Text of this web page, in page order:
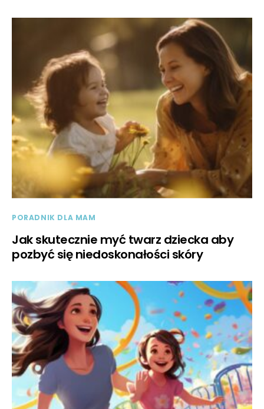
PORADNIK DLA MAM
Jak skutecznie myć twarz dziecka aby
pozbyć się niedoskonałości skóry